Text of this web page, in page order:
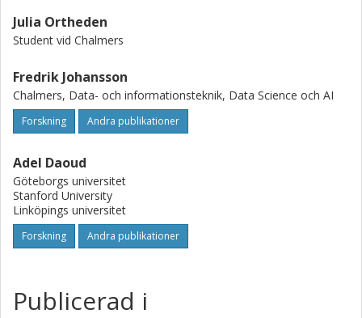
Julia Ortheden
Student vid Chalmers
Fredrik Johansson
Chalmers, Data- och informationsteknik, Data Science och AI
Forskning Andra publikationer
Adel Daoud
Göteborgs universitet
Stanford University
Linköpings universitet
Forskning Andra publikationer
Publicerad i